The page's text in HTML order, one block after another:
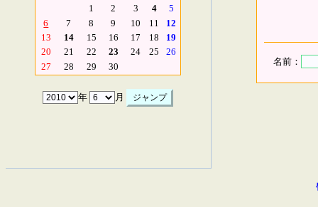
1
2 3 4
5
6
7 8 9 10 11
12
13
14 15 16 17 18
19
20
21 22 23 24 25
26
27
28 29 30
年 月
名前：